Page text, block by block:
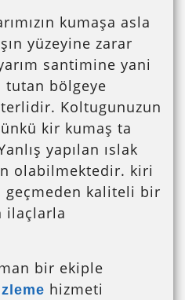
kumaşa asla
yüzeyine zarar
santimine yani
tutan bölgeye
Koltugunuzun
kir kumaş ta
yapılan ıslak
olabilmektedir. kiri
geçmeden kaliteli bir
ilaçlarla
bir ekiple
hizmeti